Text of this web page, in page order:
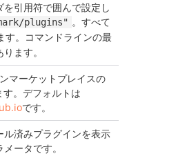
引用符で囲んで設定し
plugins" 。すべて
す。コマンドラインの最
ます。
マーケットプレイスの
。デフォルトは
です。
済みプラグインを表示
ータです。